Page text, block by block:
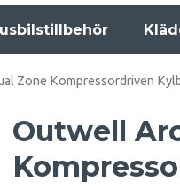
Zone Kompressordriven
Outwell